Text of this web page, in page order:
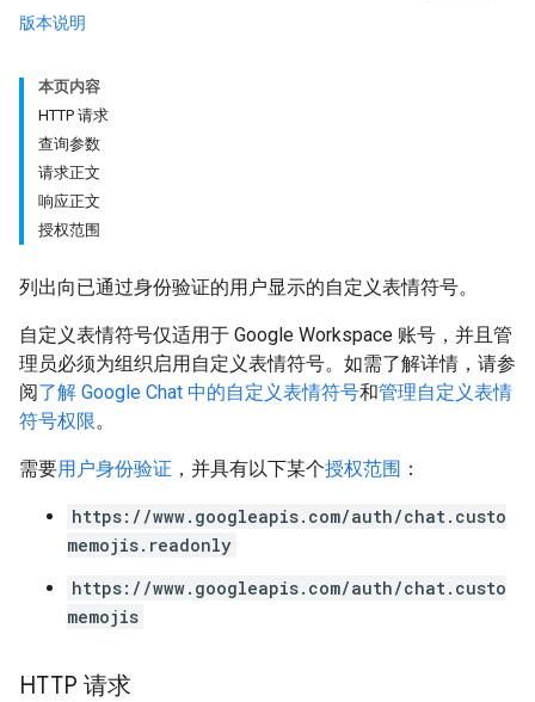
版本说明
本页内容
HTTP 请求
查询参数
请求正文
响应正文
授权范围
列出向已通过身份验证的用户显示的自定义表情符号。
自定义表情符号仅适用于 Google Workspace 账号，并且管
理员必须为组织启用自定义表情符号。如需了解详情，请参
阅了解 Google Chat 中的自定义表情符号和管理自定义表情
符号权限。
需要用户身份验证 ，并具有以下某个授权范围 ：
https://www.googleapis.com/auth/chat.custo
memojis.readonly
https://www.googleapis.com/auth/chat.custo
memojis
HTTP 请求